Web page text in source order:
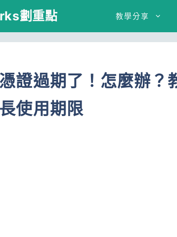
劃重點 教學分享
證過期了！怎麼辦？
使用期限